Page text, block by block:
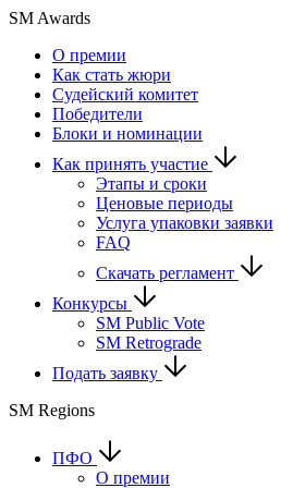
SM Awards
О премии
Как стать жюри
Судейский комитет
Победители
Блоки и номинации
Как принять участие
Этапы и сроки
Ценовые периоды
Услуга упаковки заявки
FAQ
Скачать регламент
Конкурсы
SM Public Vote
SM Retrograde
Подать заявку
SM Regions
ПФО
О премии